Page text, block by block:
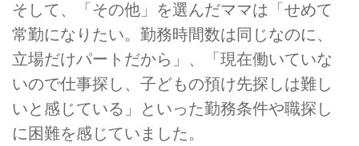
そして、「その他」を選んだママは「せめて
常勤になりたい。勤務時間数は同じなのに、
立場だけパートだから」、「現在働いていな
いので仕事探し、子どもの預け先探しは難し
いと感じている」といった勤務条件や職探し
に困難を感じていました。